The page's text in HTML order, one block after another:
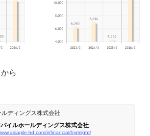
ら
ディングス株式会社
イルホールディングス株式会社
hd.com/ir/financial/highlight/